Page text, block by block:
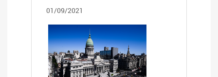
01/09/2021